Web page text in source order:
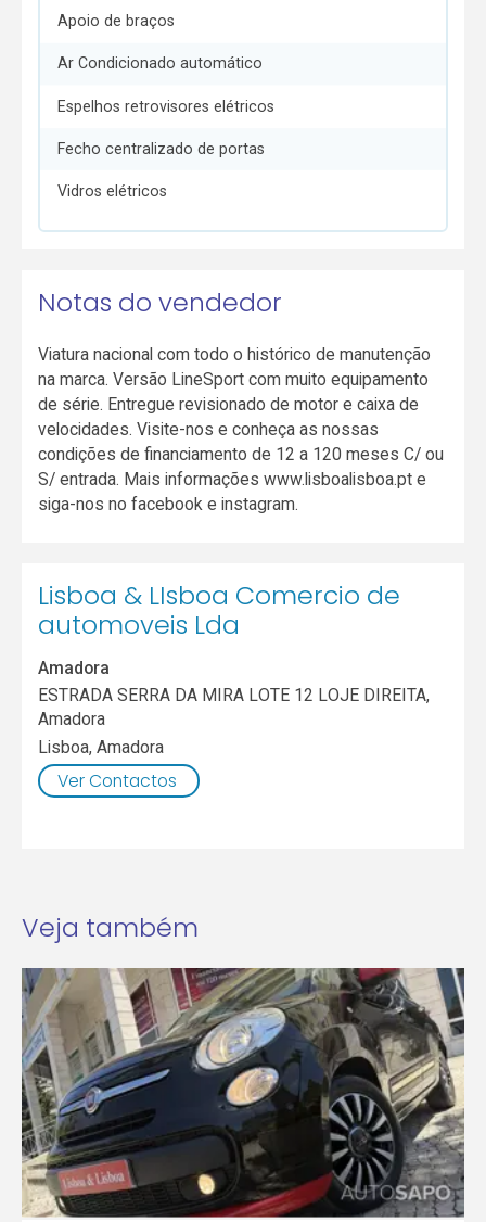
Apoio de braços
Ar Condicionado automático
Espelhos retrovisores elétricos
Fecho centralizado de portas
Vidros elétricos
Notas do vendedor
Viatura nacional com todo o histórico de manutenção
na marca. Versão LineSport com muito equipamento
de série. Entregue revisionado de motor e caixa de
velocidades. Visite-nos e conheça as nossas
condições de financiamento de 12 a 120 meses C/ ou
S/ entrada. Mais informações www.lisboalisboa.pt e
siga-nos no facebook e instagram.
Lisboa & LIsboa Comercio de
automoveis Lda
Amadora
ESTRADA SERRA DA MIRA LOTE 12 LOJE DIREITA,
Amadora
Lisboa,Amadora
Ver Contactos
Veja também